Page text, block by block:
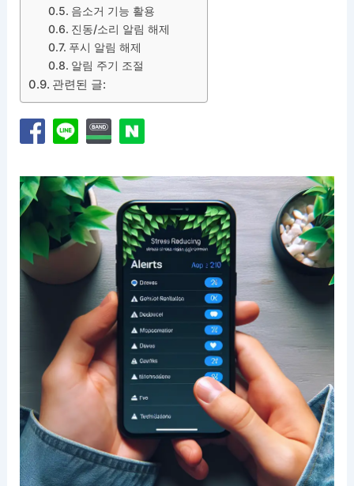
음소거 기능 활용
진동/소리 알림 해제
푸시 알림 해제
알림 주기 조절
관련된 글: